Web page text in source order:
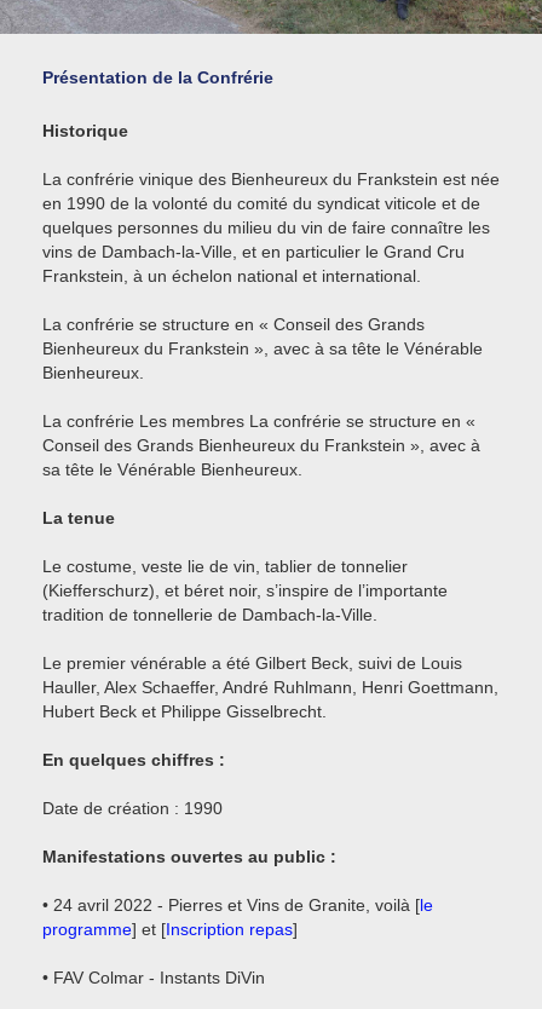
Présentation de la Confrérie
Historique
La confrérie vinique des Bienheureux du Frankstein est née
en 1990 de la volonté du comité du syndicat viticole et de
quelques personnes du milieu du vin de faire connaître les
vins de Dambach-la-Ville, et en particulier le Grand Cru
Frankstein, à un échelon national et international.
La confrérie se structure en « Conseil des Grands
Bienheureux du Frankstein », avec à sa tête le Vénérable
Bienheureux.
La confrérie Les membres La confrérie se structure en «
Conseil des Grands Bienheureux du Frankstein », avec à
sa tête le Vénérable Bienheureux.
La tenue
Le costume, veste lie de vin, tablier de tonnelier
(Kiefferschurz), et béret noir, s’inspire de l’importante
tradition de tonnellerie de Dambach-la-Ville.
Le premier vénérable a été Gilbert Beck, suivi de Louis
Hauller, Alex Schaeffer, André Ruhlmann, Henri Goettmann,
Hubert Beck et Philippe Gisselbrecht.
En quelques chiffres :
Date de création : 1990
Manifestations ouvertes au public :
• 24 avril 2022 - Pierres et Vins de Granite, voilà [le
programme] et [Inscription repas]
• FAV Colmar - Instants DiVin